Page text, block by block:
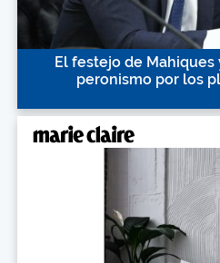
El festejo de
peronismo por los